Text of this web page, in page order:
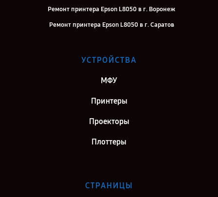
Ремонт принтера Epson L8050 в г. Воронеж
Ремонт принтера Epson L8050 в г. Саратов
Ремонт принтера Epson L8050 в г. Киров
УСТРОЙСТВА
МФУ
Принтеры
Проекторы
Плоттеры
СТРАНИЦЫ